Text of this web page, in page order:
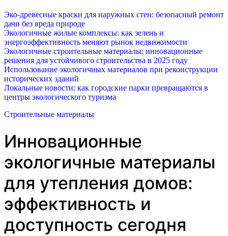
Эко-древесные краски для наружных стен: безопасный ремонт
дачи без вреда природе
Экологичные жилые комплексы: как зелень и
энергоэффективность меняют рынок недвижимости
Экологичные строительные материалы: инновационные
решения для устойчивого строительства в 2025 году
Использование экологичных материалов при реконструкции
исторических зданий
Локальные новости: как городские парки превращаются в
центры экологического туризма
Строительные материалы
Инновационные
экологичные материалы
для утепления домов:
эффективность и
доступность сегодня